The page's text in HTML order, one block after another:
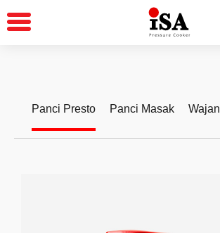
Produk Kami
Panci Presto Panci Masak Wajan